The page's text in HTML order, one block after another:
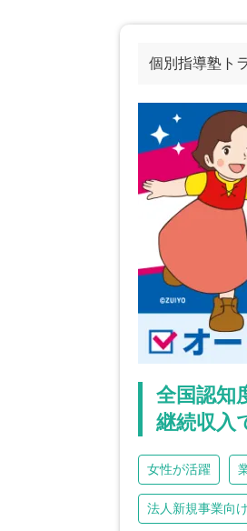
個別指導塾ト
全国認知
継続収入
女性が活躍
法人新規事業向け